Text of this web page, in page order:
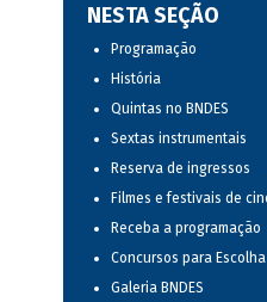
NESTA SEÇÃO
Programação
História
Quintas no BNDES
Sextas instrumentais
Reserva de ingressos
Filmes e festivais de
Receba a programação
Concursos para
Galeria BNDES